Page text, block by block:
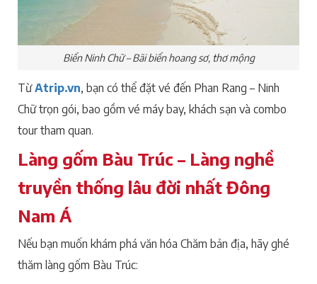
Biển Ninh Chữ – Bãi biển hoang sơ, thơ mộng
Từ Atrip.vn, bạn có thể đặt vé đến Phan Rang – Ninh
Chữ trọn gói, bao gồm vé máy bay, khách sạn và combo
tour tham quan.
Làng gốm Bàu Trúc – Làng nghề
truyền thống lâu đời nhất Đông
Nam Á
Nếu bạn muốn khám phá văn hóa Chăm bản địa, hãy ghé
thăm làng gốm Bàu Trúc: